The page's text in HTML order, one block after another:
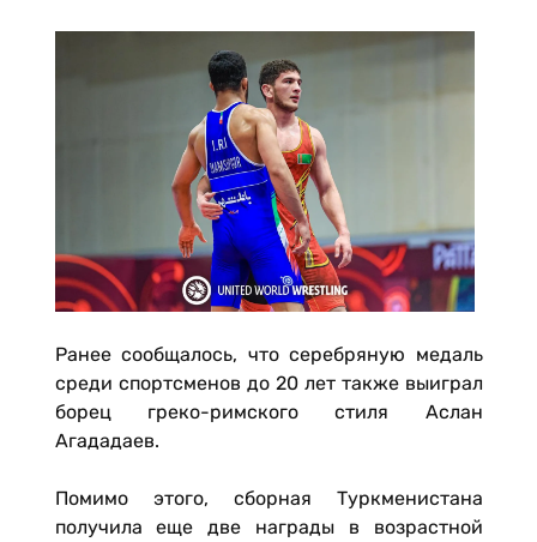
Ранее сообщалось, что серебряную медаль
среди спортсменов до 20 лет также выиграл
борец греко-римского стиля Аслан
Агададаев.
Помимо этого, сборная Туркменистана
получила еще две награды в возрастной